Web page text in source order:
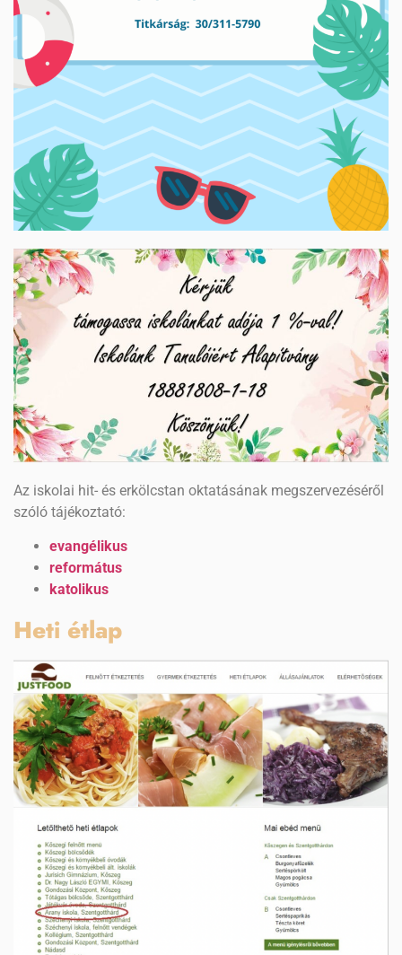
Az iskolai hit- és erkölcstan oktatásának megszervezéséről
szóló tájékoztató:
evangélikus
református
katolikus
Heti étlap